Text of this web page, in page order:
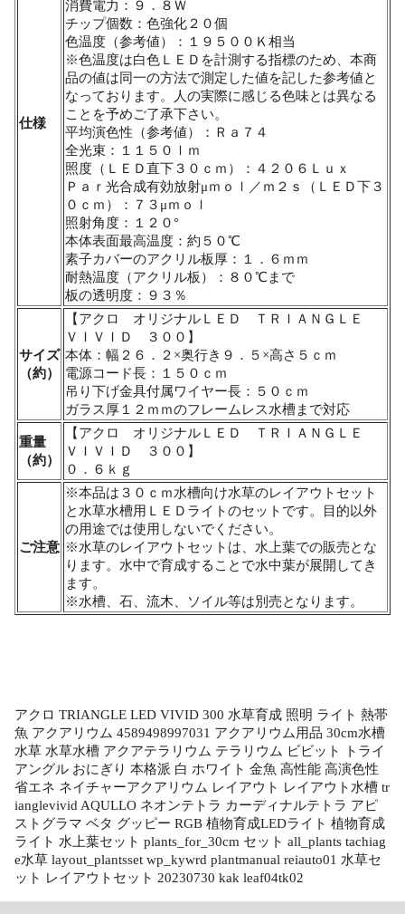
仕様
消費電力：９．８Ｗ
チップ個数：色強化２０個
色温度（参考値）：１９５００Ｋ相当
※色温度は白色ＬＥＤを計測する指標のため、本商
品の値は同一の方法で測定した値を記した参考値と
なっております。人の実際に感じる色味とは異なる
ことを予めご了承下さい。
平均演色性（参考値）：Ｒａ７４
全光束：１１５０ｌｍ
照度（ＬＥＤ直下３０ｃｍ）：４２０６Ｌｕｘ
Ｐａｒ光合成有効放射μｍｏｌ／ｍ２ｓ（ＬＥＤ下３
０ｃｍ）：７３μｍｏｌ
照射角度：１２０°
本体表面最高温度：約５０℃
素子カバーのアクリル板厚：１．６ｍｍ
耐熱温度（アクリル板）：８０℃まで
板の透明度：９３％
サイズ
（約）
【アクロ オリジナルＬＥＤ ＴＲＩＡＮＧＬＥ
ＶＩＶＩＤ ３００】
本体：幅２６．２×奥行き９．５×高さ５ｃｍ
電源コード長：１５０ｃｍ
吊り下げ金具付属ワイヤー長：５０ｃｍ
ガラス厚１２ｍｍのフレームレス水槽まで対応
重量
（約）
【アクロ オリジナルＬＥＤ ＴＲＩＡＮＧＬＥ
ＶＩＶＩＤ ３００】
０．６ｋｇ
ご注意
※本品は３０ｃｍ水槽向け水草のレイアウトセット
と水草水槽用ＬＥＤライトのセットです。目的以外
の用途では使用しないでください。
※水草のレイアウトセットは、水上葉での販売とな
ります。水中で育成することで水中葉が展開してき
ます。
※水槽、石、流木、ソイル等は別売となります。
アクロ TRIANGLE LED VIVID 300 水草育成 照明 ライト 熱帯
魚 アクアリウム 4589498997031 アクアリウム用品 30cm水槽
水草 水草水槽 アクアテラリウム テラリウム ビビット トライ
アングル おにぎり 本格派 白 ホワイト 金魚 高性能 高演色性
省エネ ネイチャーアクアリウム レイアウト レイアウト水槽 tr
ianglevivid AQULLO ネオンテトラ カーディナルテトラ アピ
ストグラマ ベタ グッピー RGB 植物育成LEDライト 植物育成
ライト 水上葉セット plants_for_30cm セット all_plants tachiag
e水草 layout_plantsset wp_kywrd plantmanual reiauto01 水草セ
ット レイアウトセット 20230730 kak leaf04tk02